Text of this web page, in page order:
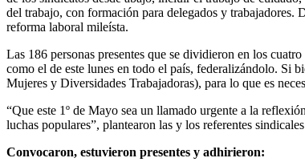
del trabajo, con formación para delegados y trabajadores.
reforma laboral mileísta.
Las 186 personas presentes que se dividieron en los
como el de este lunes en todo el país, federalizándolo. Si
Mujeres y Diversidades Trabajadoras), para lo que es
“Que este 1º de Mayo sea un llamado urgente a la
luchas populares”, plantearon las y los referentes
Convocaron, estuvieron presentes y adhirieron: